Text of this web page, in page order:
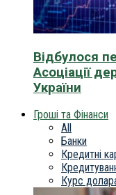
Відбулося
Асоціації
України
Гроші та Фінанси
All
Банки
Кредитні
Курс